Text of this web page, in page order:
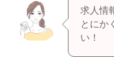
求人情
とにか
い！